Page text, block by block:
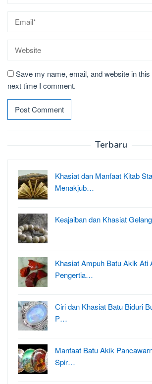
Save my name, email, and website in
next time I comment.
Terbaru
Khasiat dan Manfaat Kitab
Menakjub…
Keajaiban dan Khasiat
Khasiat Ampuh Batu Akik Ati
Pengertia…
Ciri dan Khasiat Batu Biduri
P…
Manfaat Batu Akik
Spir…